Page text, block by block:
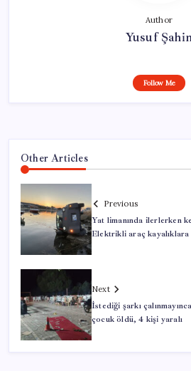
Author
Yusuf
Follow Me
Other Articles
Previous
Yat limanında ilerlerken
Elektrikli araç
Next
İstediği şarkı
çocuk öldü, 4 kişi yaralı